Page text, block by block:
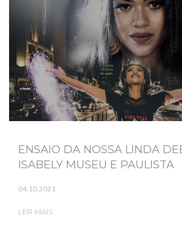
ENSAIO DA NOSSA LINDA
ISABELY MUSEU E PAULISTA
04.10.2021
LER MAIS